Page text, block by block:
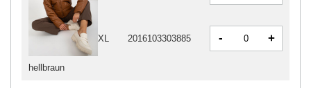
hellbraun
XL 2016103303885 - +